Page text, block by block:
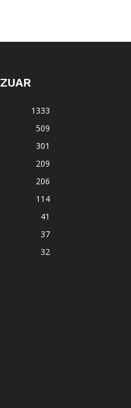
1333
509
301
209
206
114
41
37
32